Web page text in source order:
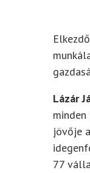
Lázár
jövője
77